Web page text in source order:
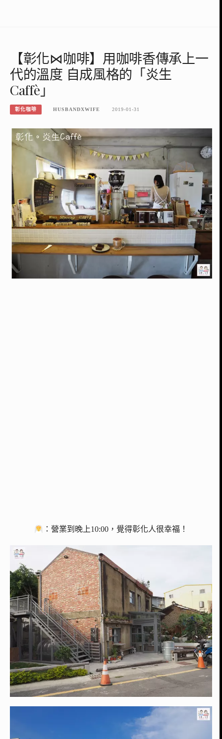
【彰化⋈咖啡】用咖啡香傳承上一
代的溫度 自成風格的「炎生
Caffè」
彰化咖啡 HUSBANDXWIFE 2019-01-31
：營業到晚上10:00，覺得彰化人很幸福！